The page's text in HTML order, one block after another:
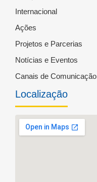
Internacional
Ações
Projetos e Parcerias
Notícias e Eventos
Canais de Comunicação
Localização